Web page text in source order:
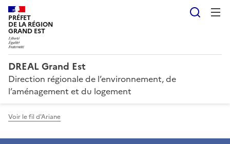
PRÉFET
DE LA RÉGION
GRAND EST
DREAL Grand Est
Direction régionale de l’environnement, de
l’aménagement et du logement
Voir le fil d'Ariane